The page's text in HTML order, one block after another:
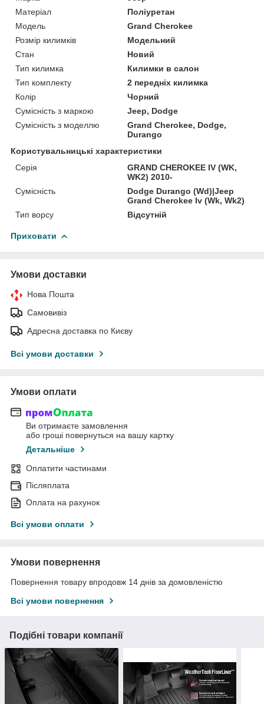
Матеріал
Поліуретан
Модель
Grand Cherokee
Розмір килимків
Модельний
Стан
Новий
Тип килимка
Килимки в салон
Тип комплекту
2 передніх килимка
Колір
Чорний
Сумісність з маркою
Jeep, Dodge
Сумісність з моделлю
Grand Cherokee, Dodge,
Durango
Користувальницькі характеристики
Серія
GRAND CHEROKEE IV (WK,
WK2) 2010-
Сумісність
Dodge Durango (Wd)|Jeep
Grand Cherokee Iv (Wk, Wk2)
Тип ворсу
Відсутній
Приховати
Умови доставки
Нова Пошта
Самовивіз
Адресна доставка по Києву
Всі умови доставки
Умови оплати
Ви отримаєте замовлення
або гроші повернуться на вашу картку
Детальніше
Оплатити частинами
Післяплата
Оплата на рахунок
Всі умови оплати
Умови повернення
Повернення товару впродовж 14 днів за домовленістю
Всі умови повернення
Подібні товари компанії